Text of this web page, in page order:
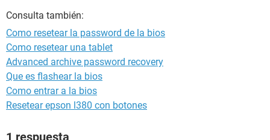
Consulta también:
Como resetear la password de la bios
Como resetear una tablet
Advanced archive password recovery
Que es flashear la bios
Como entrar a la bios
Resetear epson l380 con botones
1 respuesta